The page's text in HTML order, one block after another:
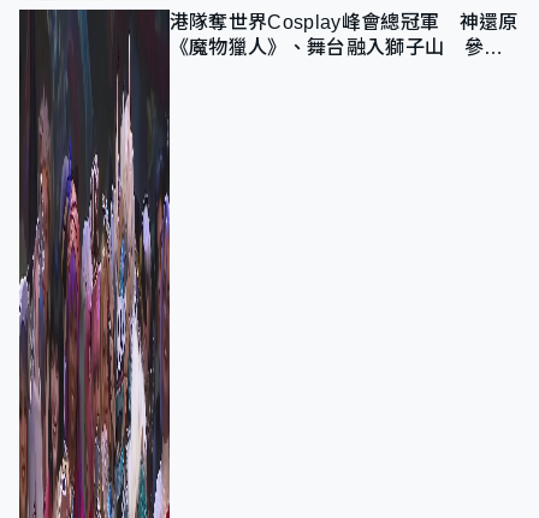
港隊奪世界Cosplay峰會總冠軍 神還原
《魔物獵人》、舞台融入獅子山 參賽